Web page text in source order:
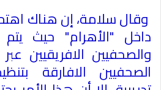
وقال سلامة، إن هناك
داخل "الأهرام" حيث يتم
والصحفيين الافريقيين
الصحفيين الافارقة